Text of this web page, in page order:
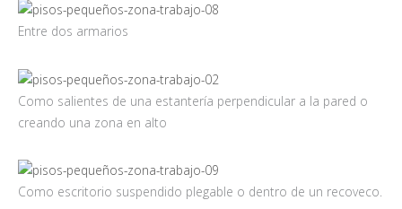
Entre dos armarios
Como salientes de una estantería perpendicular a la pared o
creando una zona en alto
Como escritorio suspendido plegable o dentro de un recoveco.